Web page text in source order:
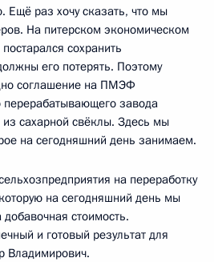
Ещё раз хочу сказать, что мы
На питерском экономическом
сохранить
его потерять. Поэтому
соглашение на ПМЭФ
перерабатывающего завода
из сахарной свёклы. Здесь мы
на сегодняшний день занимаем.
на переработку
на сегодняшний день мы
стоимость.
и готовый результат для
Владимирович.